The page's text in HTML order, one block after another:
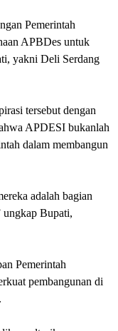
Pemerintah
APBDes untuk
yakni Deli Serdang
tersebut dengan
APDESI bukanlah
dalam membangun
adalah bagian
ungkap Bupati,
Pemerintah
pembangunan di